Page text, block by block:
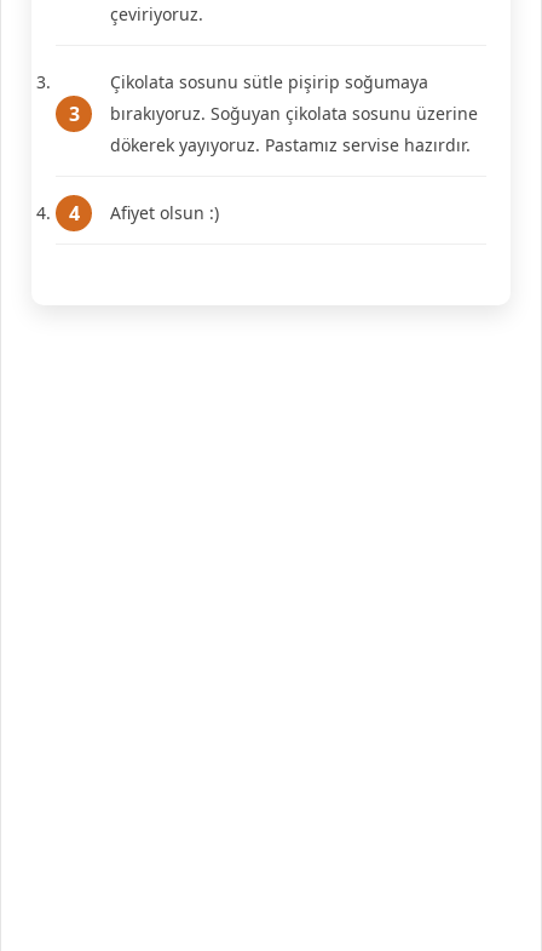
çeviriyoruz.
Çikolata sosunu sütle pişirip soğumaya
bırakıyoruz. Soğuyan çikolata sosunu üzerine
dökerek yayıyoruz. Pastamız servise hazırdır.
Afiyet olsun :)